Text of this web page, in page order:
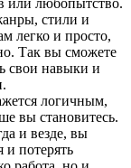
или любопытство.
стили и
легко и просто,
Так вы сможете
свои навыки и
логичным,
вы становитесь.
и везде, вы
и потерять